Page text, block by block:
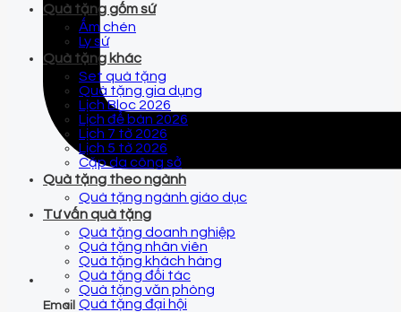
Email
Quà tặng gốm sứ
Ấm chén
Ly sứ
Quà tặng khác
Set quà tặng
Quà tặng gia dụng
Lịch Bloc 2026
Lịch để bàn 2026
Lịch 7 tờ 2026
Lịch 5 tờ 2026
Cặp da công sở
Quà tặng theo ngành
Quà tặng ngành giáo dục
Tư vấn quà tặng
Quà tặng doanh nghiệp
Quà tặng nhân viên
Quà tặng khách hàng
Quà tặng đối tác
Quà tặng văn phòng
Quà tặng đại hội